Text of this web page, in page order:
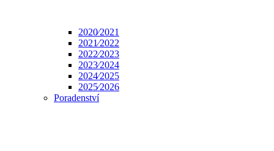
2020⁄2021
2021⁄2022
2022⁄2023
2023⁄2024
2024⁄2025
2025⁄2026
Poradenství